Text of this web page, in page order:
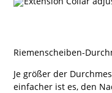
Riemenscheiben-
Je größer der
einfacher ist es, den